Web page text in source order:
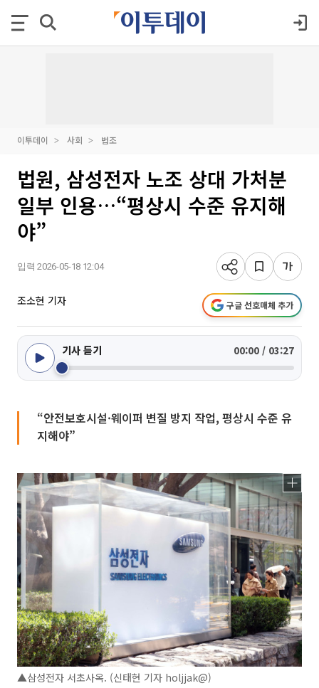
이투데이 사회 법조
법원, 삼성전자 노조 상대 가처분
일부 인용…“평상시 수준 유지해
야”
입력 2026-05-18 12:04
조소현 기자 구글 선호매체 추가
기사 듣기 00:00 / 03:27
“안전보호시설·웨이퍼 변질 방지 작업, 평상시 수준 유
지해야”
▲삼성전자 서초사옥. (신태현 기자 holjjak@)